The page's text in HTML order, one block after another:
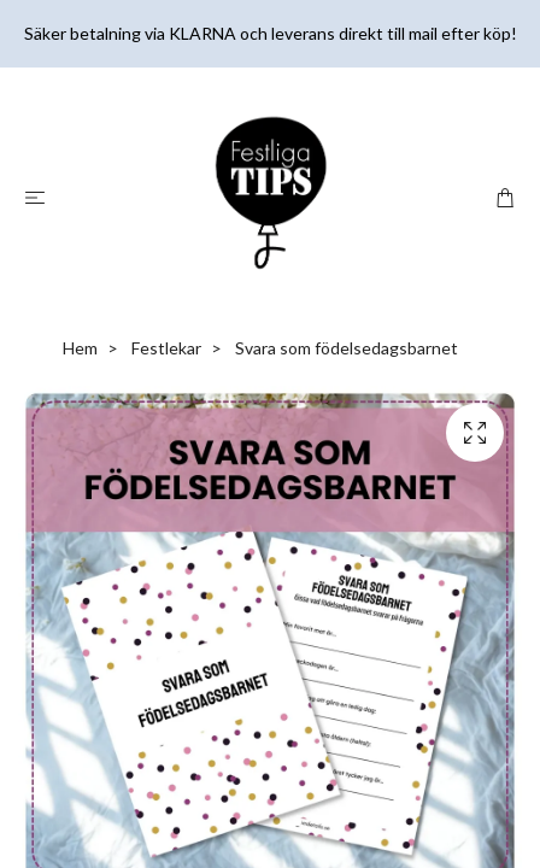
Säker betalning via KLARNA och leverans direkt till mail efter köp!
Hem Festlekar Svara som födelsedagsbarnet